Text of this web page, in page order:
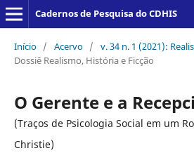
Cadernos de Pesquisa do CDHIS
Início / Acervo / v. 34 n. 1 (2021):
Dossiê Realismo, História e Ficção
O Gerente e a
(Traços de Psicologia Social em um
Christie)